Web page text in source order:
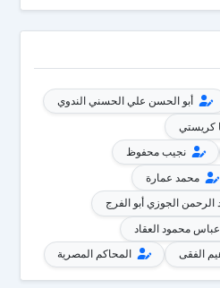
أبو الحسن علي الحسني الندوي
كريستي
نجيب محفوظ
محمد عمارة
الرحمن الجوزي أبو الفرج
عباس محمود العقاد
الفقى المحاكم المصرية